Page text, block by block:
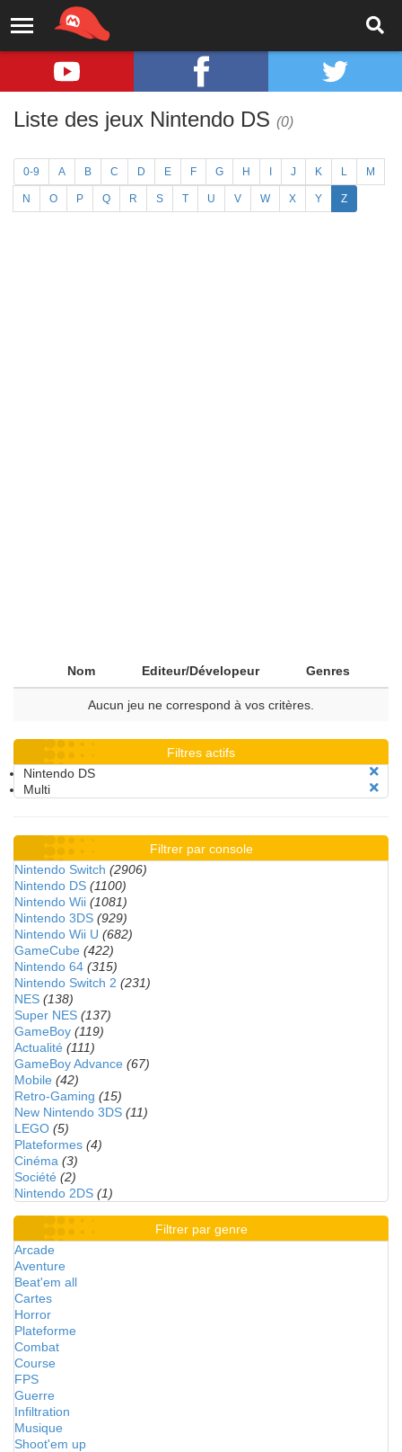
Liste des jeux Nintendo DS (0)
0-9 A B C D E F G H J K L M
N O P Q R S T U V W X Y Z
Nom Editeur/Dévelopeur Genres
Aucun jeu ne correspond à vos critères.
Filtres actifs
Nintendo DS
Multi
Filtrer par console
Nintendo Switch (2906)
Nintendo DS (1100)
Nintendo Wii (1081)
Nintendo 3DS (929)
Nintendo Wii U (682)
GameCube (422)
Nintendo 64 (315)
Nintendo Switch 2 (231)
NES (138)
Super NES (137)
GameBoy (119)
Actualité (111)
GameBoy Advance (67)
Mobile (42)
Retro-Gaming (15)
New Nintendo 3DS (11)
LEGO (5)
Plateformes (4)
Cinéma (3)
Société (2)
Nintendo 2DS (1)
Filtrer par genre
Arcade
Aventure
Beat'em all
Cartes
Horror
Plateforme
Combat
Course
FPS
Guerre
Infiltration
Musique
Shoot'em up